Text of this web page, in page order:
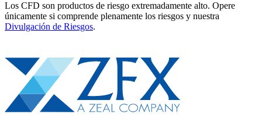
Los CFD son productos de riesgo extremadamente alto. Opere
únicamente si comprende plenamente los riesgos y nuestra
Divulgación de Riesgos.